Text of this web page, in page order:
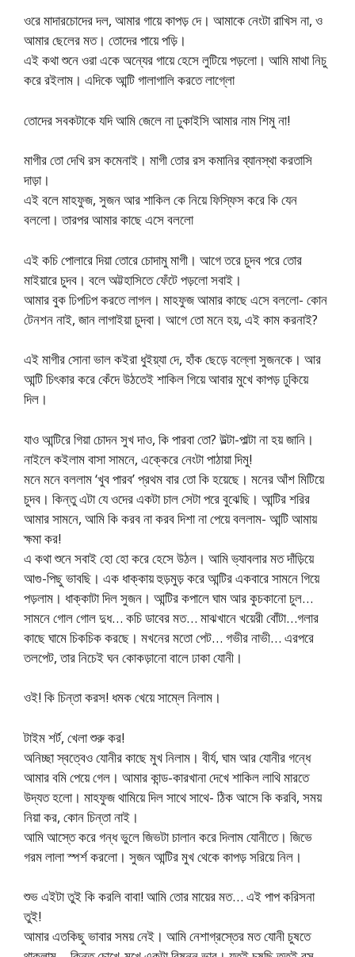
ওরে মাদারচোদের দল, আমার গায়ে কাপড় দে। আমাকে নেংটা রাখিস না, ও
আমার ছেলের মত। তোদের পায়ে পড়ি।
এই কথা শুনে ওরা একে অন্যের গায়ে হেসে লুটিয়ে পড়লো। আমি মাথা নিচু
করে রইলাম। এদিকে আন্টি গালাগালি করতে লাগ্লো
তোদের সবকটাকে যদি আমি জেলে না ঢুকাইসি আমার নাম শিমু না!
মাগীর তো দেখি রস কমেনাই। মাগী তোর রস কমানির ব্যানস্থা করতাসি
দাড়া।
এই বলে মাহফুজ, সুজন আর শাকিল কে নিয়ে ফিস্ফিস করে কি যেন
বললো। তারপর আমার কাছে এসে বললো
এই কচি পোলারে দিয়া তোরে চোদামু মাগী। আগে তরে চুদব পরে তোর
মাইয়ারে চুদব। বলে অট্টহাসিতে ফেঁটে পড়লো সবাই।
আমার বুক ঢিপঢিপ করতে লাগল। মাহফুজ আমার কাছে এসে বললো- কোন
টেনশন নাই, জান লাগাইয়া চুদবা। আগে তো মনে হয়, এই কাম করনাই?
এই মাগীর সোনা ভাল কইরা ধুইয়্যা দে, হাঁক ছেড়ে বল্লো সুজনকে। আর
আন্টি চিৎকার করে কেঁদে উঠতেই শাকিল গিয়ে আবার মুখে কাপড় ঢুকিয়ে
দিল।
যাও আন্টিরে গিয়া চোদন সুখ দাও, কি পারবা তো? উল্টা-পাল্টা না হয় জানি।
নাইলে কইলাম বাসা সামনে, এক্কেরে নেংটা পাঠায়া দিমু!
মনে মনে বললাম ‘খুব পারব’ প্রথম বার তো কি হয়েছে। মনের আঁশ মিটিয়ে
চুদব। কিন্তু এটা যে ওদের একটা চাল সেটা পরে বুঝেছি। আন্টির শরির
আমার সামনে, আমি কি করব না করব দিশা না পেয়ে বললাম- আন্টি আমায়
ক্ষমা কর!
এ কথা শুনে সবাই হো হো করে হেসে উঠল। আমি ভ্যাবলার মত দাঁড়িয়ে
আগু-পিছু ভাবছি। এক ধাক্কায় হুড়মুড় করে আন্টির একবারে সামনে গিয়ে
পড়লাম। ধাক্কাটা দিল সুজন। আন্টির কপালে ঘাম আর কুচকানো চুল…
সামনে গোল গোল দুধ… কচি ডাবের মত… মাঝখানে খয়েরী বোঁটা…গলার
কাছে ঘামে চিকচিক করছে। মখনের মতো পেট… গভীর নাভী… এরপরে
তলপেট, তার নিচেই ঘন কোকড়ানো বালে ঢাকা যোনী।
ওই! কি চিন্তা করস! ধমক খেয়ে সাম্লে নিলাম।
টাইম শর্ট, খেলা শুরু কর!
অনিচ্ছা স্বত্বেও যোনীর কাছে মুখ নিলাম। বীর্য, ঘাম আর যোনীর গন্ধে
আমার বমি পেয়ে গেল। আমার কান্ড-কারখানা দেখে শাকিল লাথি মারতে
উদ্যত হলো। মাহফুজ থামিয়ে দিল সাথে সাথে- ঠিক আসে কি করবি, সময়
নিয়া কর, কোন চিন্তা নাই।
আমি আস্তে করে গন্ধ ভুলে জিভটা চালান করে দিলাম যোনীতে। জিভে
গরম লালা স্পর্শ করলো। সুজন আন্টির মুখ থেকে কাপড় সরিয়ে নিল।
শুভ এইটা তুই কি করলি বাবা! আমি তোর মায়ের মত… এই পাপ করিসনা
তুই!
আমার এতকিছু ভাবার সময় নেই। আমি নেশাগ্রস্তের মত যোনী চুষতে